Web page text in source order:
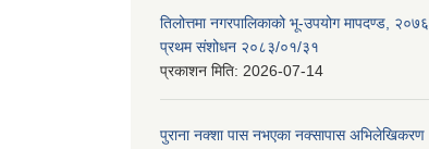
तिलोत्तमा नगरपालिकाको भू-उपयोग मापदण्ड, २०७६
प्रथम संशोधन २०८३/०१/३१
प्रकाशन मिति: 2026-07-14
पुराना नक्शा पास नभएका नक्सापास अभिलेखिकरण